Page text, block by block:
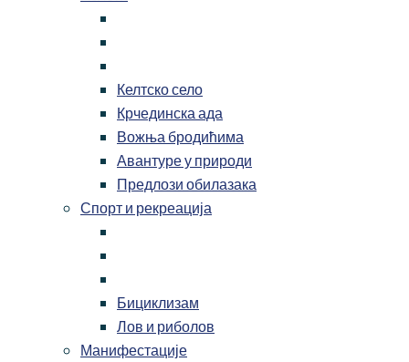
Келтско село
Крчединска ада
Вожња бродићима
Авантуре у природи
Предлози обилазака
Спорт и рекреација
Бициклизам
Лов и риболов
Манифестације